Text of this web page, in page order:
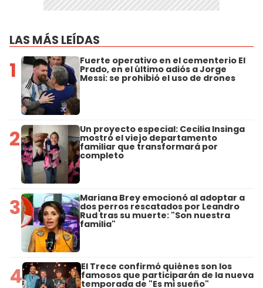
LAS MÁS LEÍDAS
1 Fuerte operativo en el cementerio El
Prado, en el último adiós a Jorge
Messi: se prohibió el uso de drones
2 Un proyecto especial: Cecilia Insinga
mostró el viejo departamento
familiar que transformará por
completo
3 Mariana Brey emocionó al adoptar a
dos perros rescatados por Leandro
Rud tras su muerte: "Son nuestra
familia"
4 El Trece confirmó quiénes son los
famosos que participarán de la nueva
temporada de "Es mi sueño"